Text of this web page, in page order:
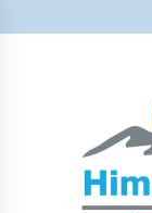
to